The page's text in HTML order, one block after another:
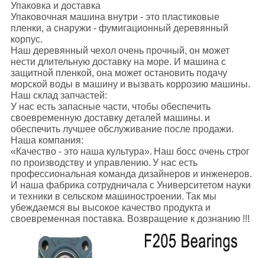
Упаковка и доставка
Упаковочная машина внутри - это пластиковые
пленки, а снаружи - фумигационный деревянный
корпус.
Наш деревянный чехол очень прочный, он может
нести длительную доставку на море. И машина с
защитной пленкой, она может остановить подачу
морской воды в машину и вызвать коррозию машины.
Наш склад запчастей:
У нас есть запасные части, чтобы обеспечить
своевременную доставку деталей машины. и
обеспечить лучшее обслуживание после продажи.
Наша компания:
«Качество - это наша культура». Наш босс очень строг
по производству и управлению. У нас есть
профессиональная команда дизайнеров и инженеров.
И наша фабрика сотрудничала с Университетом науки
и техники в сельском машиностроении. Так мы
убеждаемся вы высокое качество продукта и
своевременная поставка. Возвращение к дознанию !!!